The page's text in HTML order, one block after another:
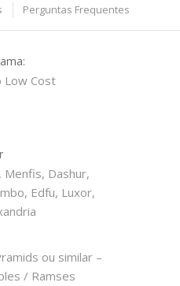
Perguntas Frequentes
Low Cost
Menfis, Dashur,
Edfu, Luxor,
ou similar –
/ Ramses